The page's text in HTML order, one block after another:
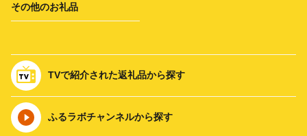
その他のお礼品
TVで紹介された返礼品から探す
ふるラボチャンネルから探す